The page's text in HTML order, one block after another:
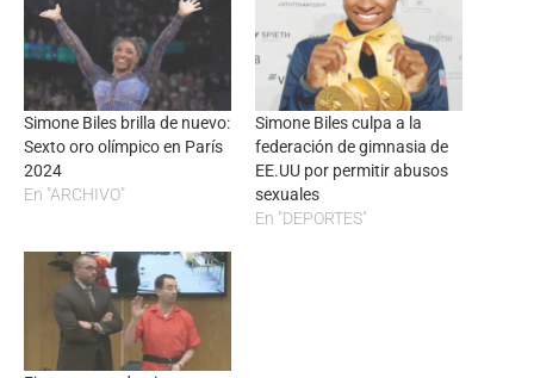
Simone Biles brilla de nuevo:
Sexto oro olímpico en París
2024
En "ARCHIVO"
Simone Biles culpa a la
federación de gimnasia de
EE.UU por permitir abusos
sexuales
En "DEPORTES"